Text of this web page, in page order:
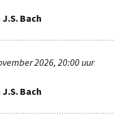
Bach
2026, 20:00 uur
Bach